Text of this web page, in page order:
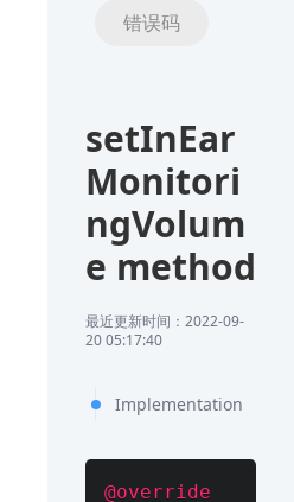
错误码
setInEar
Monitori
ngVolum
e method
最近更新时间：2022-09-
20 05:17:40
Implementation
@override